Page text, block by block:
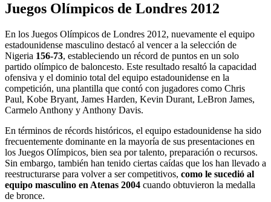
Juegos Olímpicos de Londres 2012
En los Juegos Olímpicos de Londres 2012, nuevamente el equipo
estadounidense masculino destacó al vencer a la selección de
Nigeria 156-73, estableciendo un récord de puntos en un solo
partido olímpico de baloncesto. Este resultado resaltó la capacidad
ofensiva y el dominio total del equipo estadounidense en la
competición, una plantilla que contó con jugadores como Chris
Paul, Kobe Bryant, James Harden, Kevin Durant, LeBron James,
Carmelo Anthony y Anthony Davis.
En términos de récords históricos, el equipo estadounidense ha sido
frecuentemente dominante en la mayoría de sus presentaciones en
los Juegos Olímpicos, bien sea por talento, preparación o recursos.
Sin embargo, también han tenido ciertas caídas que los han llevado a
reestructurarse para volver a ser competitivos, como le sucedió al
equipo masculino en Atenas 2004 cuando obtuvieron la medalla
de bronce.